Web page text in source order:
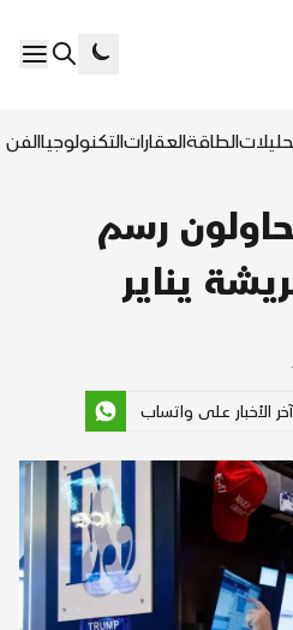
الطاقةالعقاراتالتكنولوجياالفن
رسم
آخر الأخبار على واتساب